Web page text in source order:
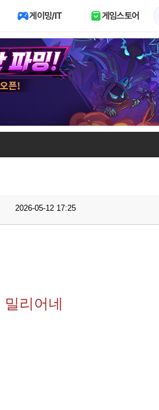
게이밍/IT 게임스토어
2026-05-12 17:25
리어네